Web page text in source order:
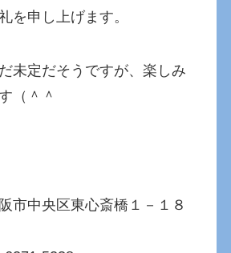
を申し上げます。
未定だそうですが、楽しみ
（＾＾
中央区東心斎橋１－１８